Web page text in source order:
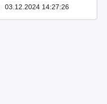
03.12.2024 14:27:26